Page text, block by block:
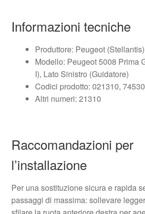
Informazioni tecniche
Produttore: Peugeot (Stellantis)
Modello: Peugeot 5008 Prima
I), Lato Sinistro (Guidatore)
Codici prodotto: 021310,
Altri numeri: 21310
Raccomandazioni per
l’installazione
Per una sostituzione sicura e rapida
passaggi di massima: sollevare